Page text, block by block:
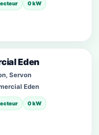
0 kW
Eden
Servon
Eden
0 kW